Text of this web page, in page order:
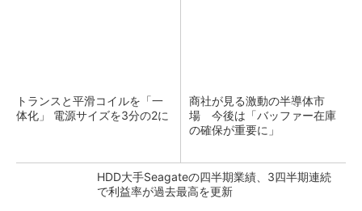
トランスと平滑コイルを「一
体化」 電源サイズを3分の2に
商社が見る激動の半導体市
場 今後は「バッファー在庫
の確保が重要に」
HDD大手Seagateの四半期業績、3四半期連続
で利益率が過去最高を更新